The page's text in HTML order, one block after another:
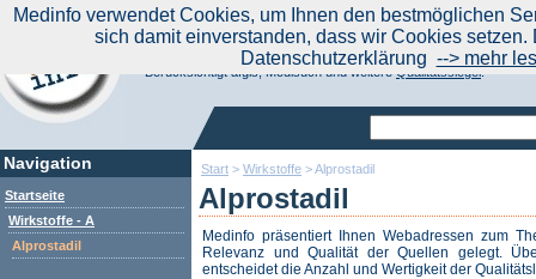
Start > Wirkstoffe >Alprostadil
Alprostadil
Medinfo präsentiert Ihnen Webadressen zum
Relevanz und Qualität der Quellen gelegt.
entscheidet die Anzahl und Wertigkeit der
Navigation
Startseite
Wirkstoffe - A
Alprostadil
Aktuelle Nachrichten|
Suchen Sie noch oder Finden Sie schon?
Medinfo.de - Meta-Portal für Gesundheitsthemen
Berücksichtigt afgis, Medisuch und weitereQualitätssiegel.
Medinfo verwendet Cookies, um Ihnen den bestmöglichen
sich damit einverstanden, dass wir Cookies
Datenschutzerklärung --> mehr